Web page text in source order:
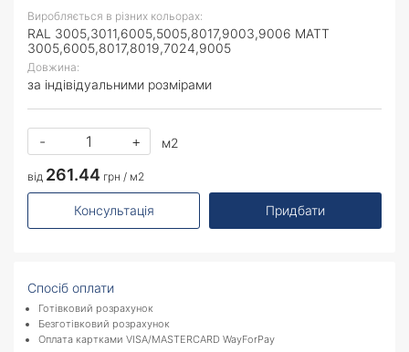
Виробляється в різних кольорах:
RAL 3005,3011,6005,5005,8017,9003,9006 MATT
3005,6005,8017,8019,7024,9005
Довжина:
за індівідуальними розмірами
- + м2
від 261.44 грн / м2
Консультація Придбати
Спосіб оплати
Готівковий розрахунок
Безготівковий розрахунок
Оплата картками VISA/MASTERCARD WayForPay